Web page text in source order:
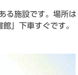
る施設です。場所は
」下車すぐです。